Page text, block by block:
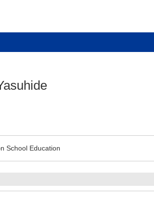
School Education